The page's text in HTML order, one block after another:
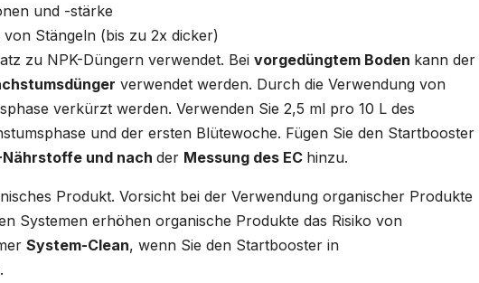
und -stärke
Stängeln (bis zu 2x dicker)
zu NPK-Düngern verwendet. Bei vorgedüngtem Boden kann der
verwendet werden. Durch die Verwendung von
verkürzt werden. Verwenden Sie 2,5 ml pro 10 L des
und der ersten Blütewoche. Fügen Sie den Startbooster
Nährstoffe und nach der Messung des EC hinzu.
Produkt. Vorsicht bei der Verwendung organischer Produkte
Systemen erhöhen organische Produkte das Risiko von
System-Clean, wenn Sie den Startbooster in